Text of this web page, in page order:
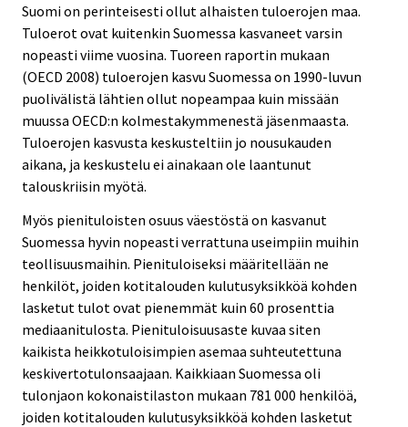
Suomi on perinteisesti ollut alhaisten tuloerojen maa.
Tuloerot ovat kuitenkin Suomessa kasvaneet varsin
nopeasti viime vuosina. Tuoreen raportin mukaan
(OECD 2008) tuloerojen kasvu Suomessa on 1990-luvun
puolivälistä lähtien ollut nopeampaa kuin missään
muussa OECD:n kolmestakymmenestä jäsenmaasta.
Tuloerojen kasvusta keskusteltiin jo nousukauden
aikana, ja keskustelu ei ainakaan ole laantunut
talouskriisin myötä.
Myös pienituloisten osuus väestöstä on kasvanut
Suomessa hyvin nopeasti verrattuna useimpiin muihin
teollisuusmaihin. Pienituloiseksi määritellään ne
henkilöt, joiden kotitalouden kulutusyksikköä kohden
lasketut tulot ovat pienemmät kuin 60 prosenttia
mediaanitulosta. Pienituloisuusaste kuvaa siten
kaikista heikkotuloisimpien asemaa suhteutettuna
keskivertotulonsaajaan. Kaikkiaan Suomessa oli
tulonjaon kokonaistilaston mukaan 781 000 henkilöä,
joiden kotitalouden kulutusyksikköä kohden lasketut